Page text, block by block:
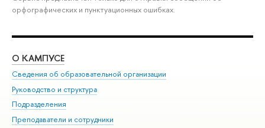
орфографических и пунктуационных ошибках.
О КАМПУСЕ
Сведения об образовательной организации
Руководство и структура
Подразделения
Преподаватели и сотрудники